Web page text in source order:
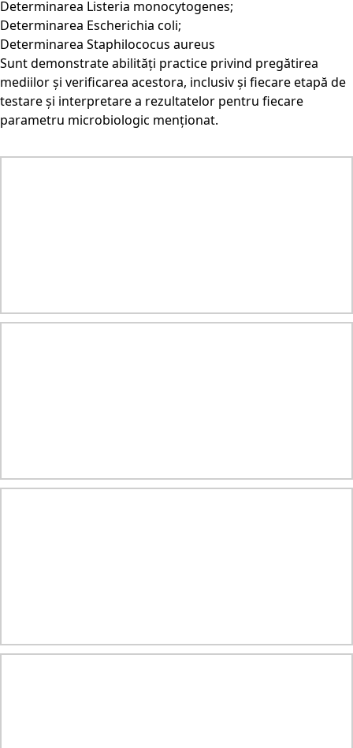
Determinarea Listeria monocytogenes;
Determinarea Escherichia coli;
Determinarea Staphilococus aureus
Sunt demonstrate abilități practice privind pregătirea
mediilor și verificarea acestora, inclusiv și fiecare etapă de
testare și interpretare a rezultatelor pentru fiecare
parametru microbiologic menționat.